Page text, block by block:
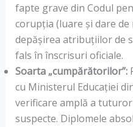
fapte grave din Codul
corupția (luare și dare
depășirea atribuțiilor de
fals în înscrisuri oficiale.
Soarta „cumpărătorilor”:
cu Ministerul Educației
verificare amplă a
suspecte. Diplomele